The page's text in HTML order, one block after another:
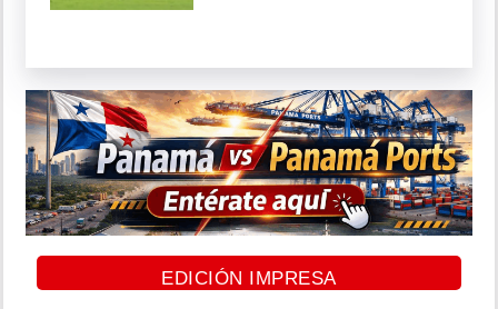
EDICIÓN IMPRESA